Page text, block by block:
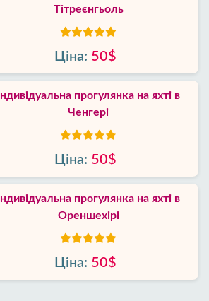
Тітреєнгьоль
Ціна: 50$
Індивідуальна прогулянка на яхті в
Ченгері
Ціна: 50$
Індивідуальна прогулянка на яхті в
Ореншехірі
Ціна: 50$